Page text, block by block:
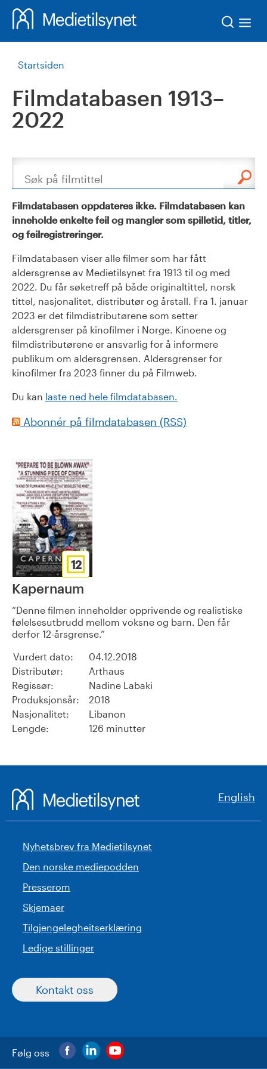
Startsiden
Filmdatabasen 1913–
2022
Søk
Filmdatabasen oppdateres ikke. Filmdatabasen kan
inneholde enkelte feil og mangler som spilletid, titler,
og feilregistreringer.
Filmdatabasen viser alle filmer som har fått
aldersgrense av Medietilsynet fra 1913 til og med
2022. Du får søketreff på både originaltittel, norsk
tittel, nasjonalitet, distributør og årstall. Fra 1. januar
2023 er det filmdistributørene som setter
aldersgrenser på kinofilmer i Norge. Kinoene og
filmdistributørene er ansvarlig for å informere
publikum om aldersgrensen. Aldersgrenser for
kinofilmer fra 2023 finner du på Filmweb.
Du kan laste ned hele filmdatabasen.
Abonnér på filmdatabasen (RSS)
12
Kapernaum
Denne filmen inneholder opprivende og realistiske
følelsesutbrudd mellom voksne og barn. Den får
derfor 12-årsgrense.
Vurdert dato:
04.12.2018
Distributør:
Arthaus
Regissør:
Nadine Labaki
Produksjonsår:
2018
Nasjonalitet:
Libanon
Lengde:
126 minutter
English
Nyhetsbrev fra Medietilsynet
Den norske mediepodden
Presserom
Skjemaer
Tilgjengelegheitserklæring
Ledige stillinger
Kontakt oss
Følg oss